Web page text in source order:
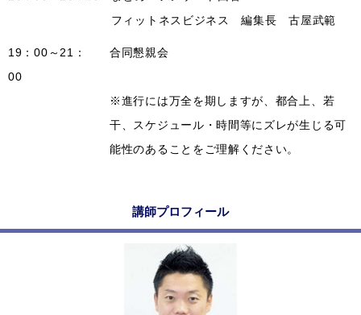
フィットネスビジネス 編集長 古屋武範
19：00～21：
00
合同懇親会
※進行には万全を期しますが、都合上、若
干、スケジュール・時間等にズレが生じる可
能性のあることをご理解ください。
講師プロフィール